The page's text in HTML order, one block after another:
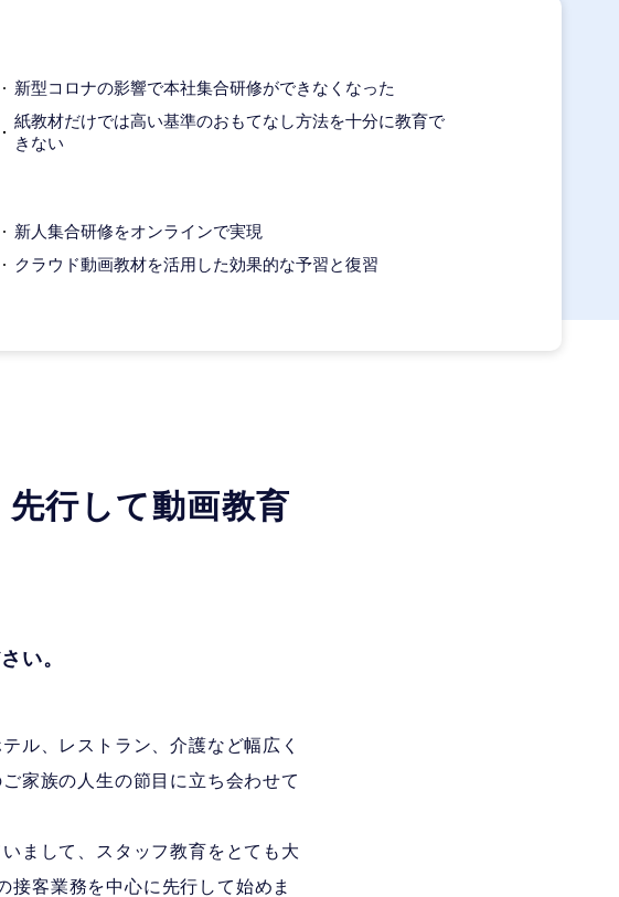
新型コロナの影響で本社集合研修ができなくなった
紙教材だけでは高い基準のおもてなし方法を十分に教育で
きない
新人集合研修をオンラインで実現
クラウド動画教材を活用した効果的な予習と復習
行して動画教育
い。
ル、レストラン、介護など幅広く
家族の人生の節目に立ち会わせて
まして、スタッフ教育をとても大
客業務を中心に先行して始めま